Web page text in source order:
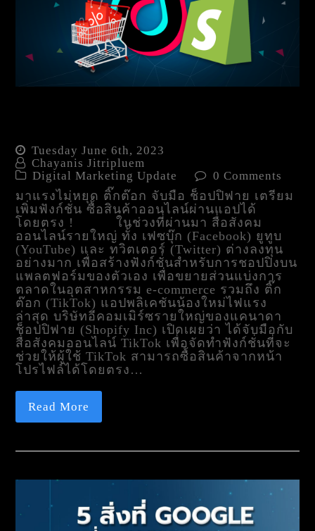
Tuesday June 6th, 2023
Chayanis Jitripluem
Digital Marketing Update
0 Comments
มาแรงไม่หยุด ติ๊กต๊อก จับมือ ช็อปปิฟาย เตรียม
เพิ่มฟังก์ชั่น ซื้อสินค้าออนไลน์ผ่านแอปได้
โดยตรง ! ในช่วงที่ผ่านมา สื่อสังคม
ออนไลน์รายใหญ่ ทั้ง เฟซบุ๊ก (Facebook) ยูทูบ
(YouTube) และ ทวิตเตอร์ (Twitter) ต่างลงทุน
อย่างมาก เพื่อสร้างฟังก์ชั่นสำหรับการชอปปิงบน
แพลตฟอร์มของตัวเอง เพื่อขยายส่วนแบ่งการ
ตลาดในอุตสาหกรรม e-commerce รวมถึง ติ๊ก
ต๊อก (TikTok) แอปพลิเคชันน้องใหม่ไฟแรง
ล่าสุด บริษัทอีคอมเมิร์ซรายใหญ่ของแคนาดา
ช็อปปิฟาย (Shopify Inc) เปิดเผยว่า ได้จับมือกับ
สื่อสังคมออนไลน์ TikTok เพื่อจัดทำฟังก์ชั่นที่จะ
ช่วยให้ผู้ใช้ TikTok สามารถซื้อสินค้าจากหน้า
โปรไฟล์ได้โดยตรง…
Read More